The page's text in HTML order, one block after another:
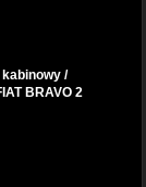
/
BRAVO 2